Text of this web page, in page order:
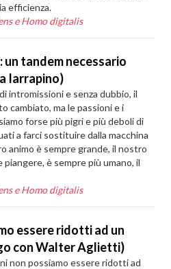
efficienza.
e Homo digitalis
tandem necessario
Iarrapino)
intromissioni e senza dubbio, il
cambiato, ma le passioni e i
forse più pigri e più deboli di
a farci sostituire dalla macchina
animo è sempre grande, il nostro
è sempre più umano, il
e Homo digitalis
essere ridotti ad un
con Walter Aglietti)
non possiamo essere ridotti ad